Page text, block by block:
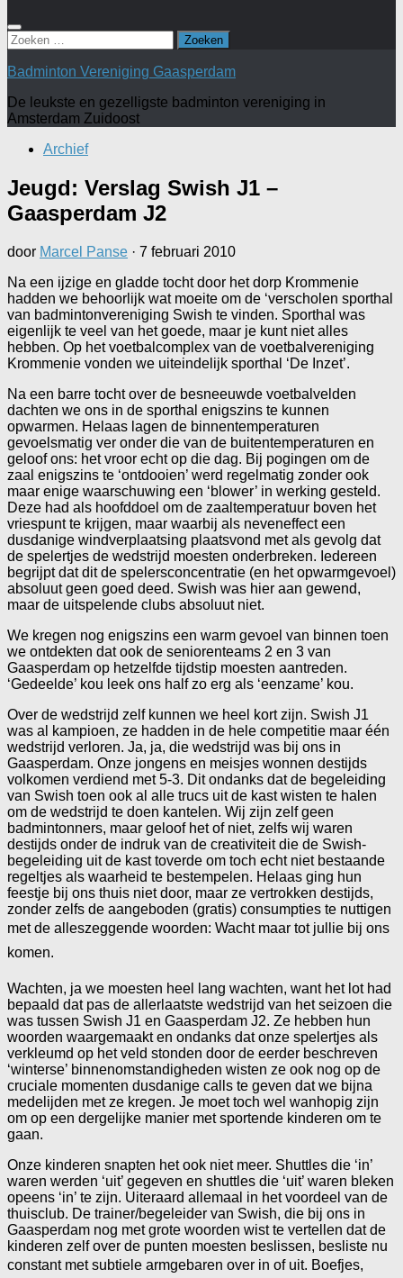
Zoeken
naar:
Badminton Vereniging Gaasperdam
De leukste en gezelligste badminton vereniging in
Amsterdam Zuidoost
Archief
Jeugd: Verslag Swish J1 –
Gaasperdam J2
door Marcel Panse · 7 februari 2010
Na een ijzige en gladde tocht door het dorp Krommenie
hadden we behoorlijk wat moeite om de ‘verscholen sporthal
van badmintonvereniging Swish te vinden. Sporthal was
eigenlijk te veel van het goede, maar je kunt niet alles
hebben. Op het voetbalcomplex van de voetbalvereniging
Krommenie vonden we uiteindelijk sporthal ‘De Inzet’.
Na een barre tocht over de besneeuwde voetbalvelden
dachten we ons in de sporthal enigszins te kunnen
opwarmen. Helaas lagen de binnentemperaturen
gevoelsmatig ver onder die van de buitentemperaturen en
geloof ons: het vroor echt op die dag. Bij pogingen om de
zaal enigszins te ‘ontdooien’ werd regelmatig zonder ook
maar enige waarschuwing een ‘blower’ in werking gesteld.
Deze had als hoofddoel om de zaaltemperatuur boven het
vriespunt te krijgen, maar waarbij als neveneffect een
dusdanige windverplaatsing plaatsvond met als gevolg dat
de spelertjes de wedstrijd moesten onderbreken. Iedereen
begrijpt dat dit de spelersconcentratie (en het opwarmgevoel)
absoluut geen goed deed. Swish was hier aan gewend,
maar de uitspelende clubs absoluut niet.
We kregen nog enigszins een warm gevoel van binnen toen
we ontdekten dat ook de seniorenteams 2 en 3 van
Gaasperdam op hetzelfde tijdstip moesten aantreden.
‘Gedeelde’ kou leek ons half zo erg als ‘eenzame’ kou.
Over de wedstrijd zelf kunnen we heel kort zijn. Swish J1
was al kampioen, ze hadden in de hele competitie maar één
wedstrijd verloren. Ja, ja, die wedstrijd was bij ons in
Gaasperdam. Onze jongens en meisjes wonnen destijds
volkomen verdiend met 5-3. Dit ondanks dat de begeleiding
van Swish toen ook al alle trucs uit de kast wisten te halen
om de wedstrijd te doen kantelen. Wij zijn zelf geen
badmintonners, maar geloof het of niet, zelfs wij waren
destijds onder de indruk van de creativiteit die de Swish-
begeleiding uit de kast toverde om toch echt niet bestaande
regeltjes als waarheid te bestempelen. Helaas ging hun
feestje bij ons thuis niet door, maar ze vertrokken destijds,
zonder zelfs de aangeboden (gratis) consumpties te nuttigen
met de alleszeggende woorden: Wacht maar tot jullie bij ons
komen.
Wachten, ja we moesten heel lang wachten, want het lot had
bepaald dat pas de allerlaatste wedstrijd van het seizoen die
was tussen Swish J1 en Gaasperdam J2. Ze hebben hun
woorden waargemaakt en ondanks dat onze spelertjes als
verkleumd op het veld stonden door de eerder beschreven
‘winterse’ binnenomstandigheden wisten ze ook nog op de
cruciale momenten dusdanige calls te geven dat we bijna
medelijden met ze kregen. Je moet toch wel wanhopig zijn
om op een dergelijke manier met sportende kinderen om te
gaan.
Onze kinderen snapten het ook niet meer. Shuttles die ‘in’
waren werden ‘uit’ gegeven en shuttles die ‘uit’ waren bleken
opeens ‘in’ te zijn. Uiteraard allemaal in het voordeel van de
thuisclub. De trainer/begeleider van Swish, die bij ons in
Gaasperdam nog met grote woorden wist te vertellen dat de
kinderen zelf over de punten moesten beslissen, besliste nu
constant met subtiele armgebaren over in of uit. Boefjes,